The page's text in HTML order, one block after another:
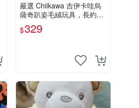
嚴選 Chiikawa 吉伊卡哇烏
薩奇趴姿毛絨玩具，長約30
cm，質地超軟適合收藏 烏
薩奇 Chiikawa 毛絨 超軟
$329